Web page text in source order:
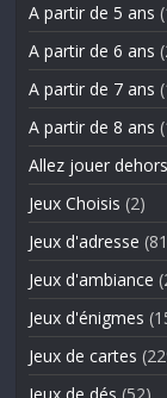
A partir de 5 ans
A partir de 6 ans
A partir de 7 ans
A partir de 8 ans
Allez jouer
Jeux Choisis (2)
Jeux d'adresse
Jeux d'ambiance
Jeux d'énigmes
Jeux de cartes